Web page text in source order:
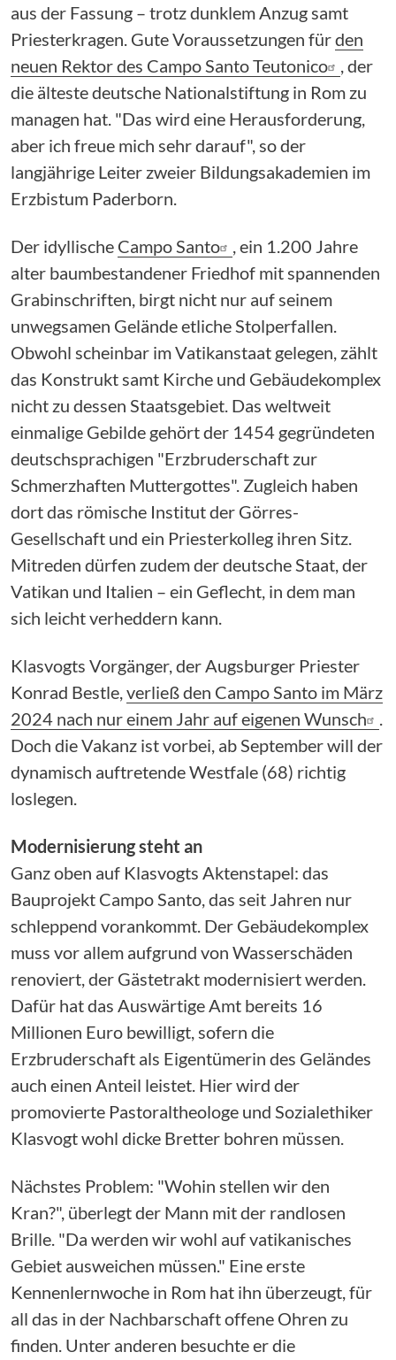
aus der Fassung – trotz dunklem Anzug samt
Priesterkragen. Gute Voraussetzungen fürden
neuen Rektor des Campo Santo Teutonico
, der
die älteste deutsche Nationalstiftung in Rom zu
managen hat. "Das wird eine Herausforderung,
aber ich freue mich sehr darauf", so der
langjährige Leiter zweier Bildungsakademien im
Erzbistum Paderborn.
Der idyllische Campo Santo
, ein 1.200 Jahre
alter baumbestandener Friedhof mit spannenden
Grabinschriften, birgt nicht nur auf seinem
unwegsamen Gelände etliche Stolperfallen.
Obwohl scheinbar im Vatikanstaat gelegen, zählt
das Konstrukt samt Kirche und Gebäudekomplex
nicht zu dessen Staatsgebiet. Das weltweit
einmalige Gebilde gehört der 1454 gegründeten
deutschsprachigen "Erzbruderschaft zur
Schmerzhaften Muttergottes". Zugleich haben
dort das römische Institut der Görres-
Gesellschaft und ein Priesterkolleg ihren Sitz.
Mitreden dürfen zudem der deutsche Staat, der
Vatikan und Italien – ein Geflecht, in dem man
sich leicht verheddern kann.
Klasvogts Vorgänger, der Augsburger Priester
Konrad Bestle, verließ den Campo Santo im März
2024 nach nur einem Jahr auf eigenen Wunsch
Doch die Vakanz ist vorbei, ab September will der
dynamisch auftretende Westfale (68) richtig
loslegen.
Modernisierung steht an
Ganz oben auf Klasvogts Aktenstapel: das
Bauprojekt Campo Santo, das seit Jahren nur
schleppend vorankommt. Der Gebäudekomplex
muss vor allem aufgrund von Wasserschäden
renoviert, der Gästetrakt modernisiert werden.
Dafür hat das Auswärtige Amt bereits 16
Millionen Euro bewilligt, sofern die
Erzbruderschaft als Eigentümerin des Geländes
auch einen Anteil leistet. Hier wird der
promovierte Pastoraltheologe und Sozialethiker
Klasvogt wohl dicke Bretter bohren müssen.
Nächstes Problem: "Wohin stellen wir den
Kran?", überlegt der Mann mit der randlosen
Brille. "Da werden wir wohl auf vatikanisches
Gebiet ausweichen müssen." Eine erste
Kennenlernwoche in Rom hat ihn überzeugt, für
all das in der Nachbarschaft offene Ohren zu
finden. Unter anderen besuchte er die